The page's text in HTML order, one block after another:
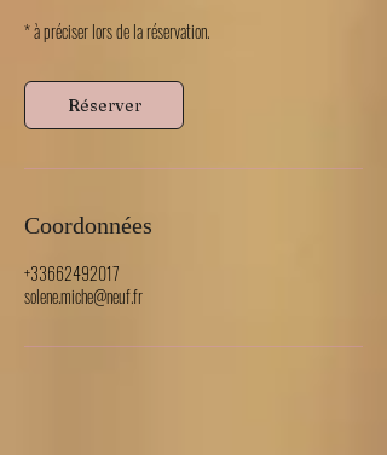
* à préciser lors de la réservation.
Réserver
Coordonnées
+33662492017
solene.miche@neuf.fr